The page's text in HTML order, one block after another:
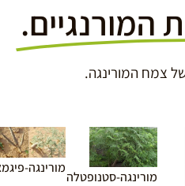
של צמח המורינגה.
מורינגה-סטנופטלה
מורינגה-